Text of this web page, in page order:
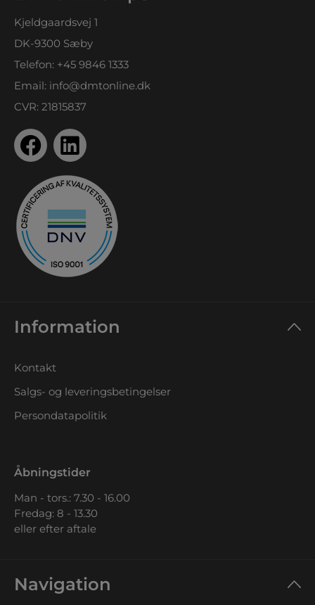
Kjeldgaardsvej 1
DK-9300 Sæby
Telefon: +45 9846 1333
Email: info@dmtonline.dk
CVR: 21815837
Information
Kontakt
Salgs- og leveringsbetingelser
Persondatapolitik
Åbningstider
Man - tors.: 7.30 - 16.00
Fredag: 8 - 13.30
eller efter aftale
Navigation